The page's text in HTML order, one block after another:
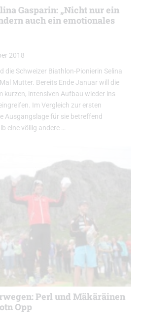
Gasparin: „Nicht nur ein
auch ein emotionales
2018
die Schweizer Biathlon-Pionierin Selina
Mutter. Bereits Ende Januar will die
kurzen, intensiven Aufbau wieder ins
Im Vergleich zur ersten
Ausgangslage für sie betreffend
eine völlig andere …
Perl und Mäkäräinen
Opp